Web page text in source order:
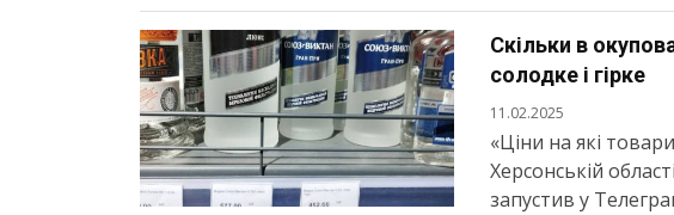
Скільки в
солодке і гірке
11.02.2025
«Ціни на які
Херсонській
запустив у